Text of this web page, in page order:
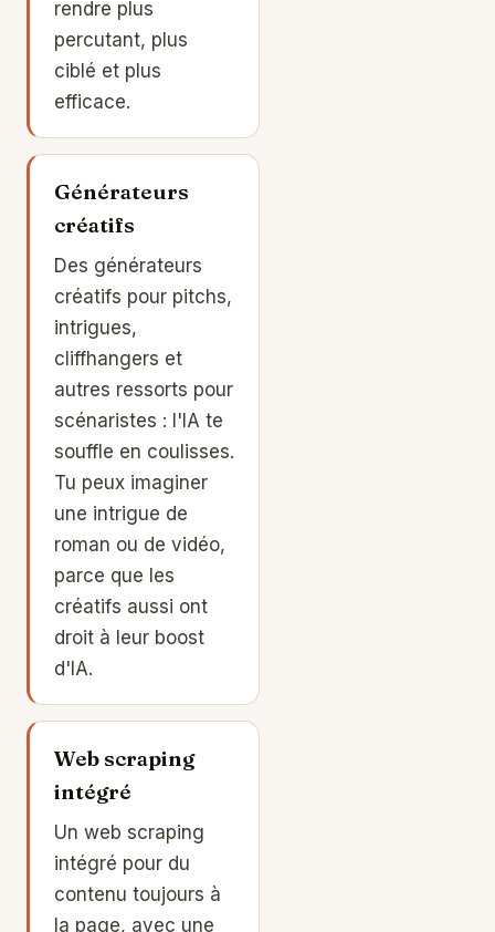
rendre plus
percutant, plus
ciblé et plus
efficace.
Générateurs
créatifs
Des générateurs
créatifs pour pitchs,
intrigues,
cliffhangers et
autres ressorts pour
scénaristes : l'IA te
souffle en coulisses.
Tu peux imaginer
une intrigue de
roman ou de vidéo,
parce que les
créatifs aussi ont
droit à leur boost
d'IA.
Web scraping
intégré
Un web scraping
intégré pour du
contenu toujours à
la page, avec une